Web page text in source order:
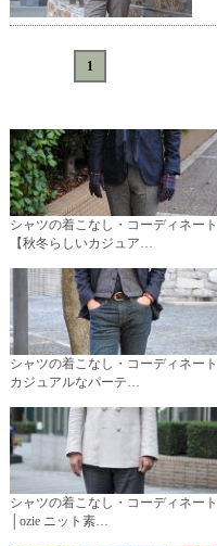
1
シャツの着こなし・コーディネート
【秋冬らしいカジュア…
シャツの着こなし・コーディネー
カジュアルなパーテ…
シャツの着こなし・コーディネート
│ozie ニット素…